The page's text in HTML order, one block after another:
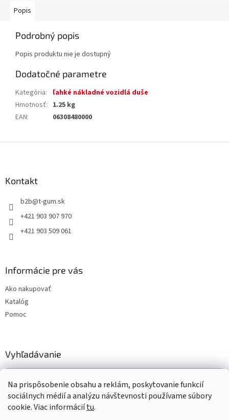
Na prispôsobenie obsahu a reklám, poskytovanie funkcií
sociálnych médií a analýzu návštevnosti používame súbory
cookie. Viac informáciítu.
Popis
Podrobný popis
Popis produktu nie je dostupný
Dodatočné parametre
Kategória:
ľahké nákladné vozidlá duše
Hmotnosť: 1.25 kg
EAN: 06308480000
Kontakt
b2b@t-gum.sk
+421 903 907 970
+421 903 509 061
Informácie pre vás
Ako nakupovať
Katalóg
Pomoc
Vyhľadávanie
HĽADAŤ